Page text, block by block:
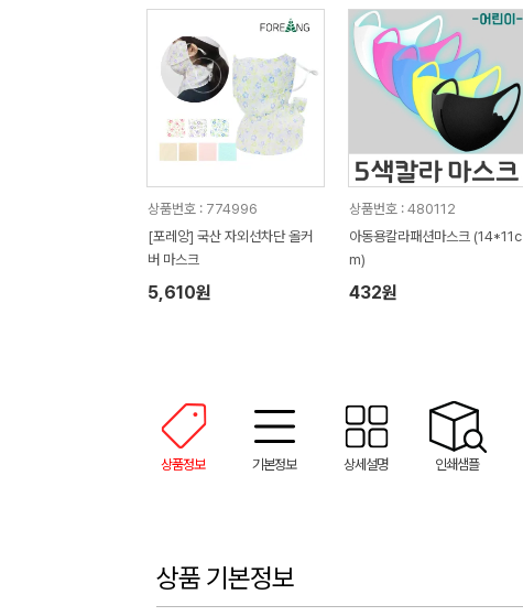
상품번호 : 774996
[포레앙] 국산 자외선차단 올커
버 마스크
5,610원
상품번호 : 480112
아동용칼라패션마스크 (14*11c
m)
432원
상품정보 기본정보 상세설명 인쇄샘플
상품 기본정보